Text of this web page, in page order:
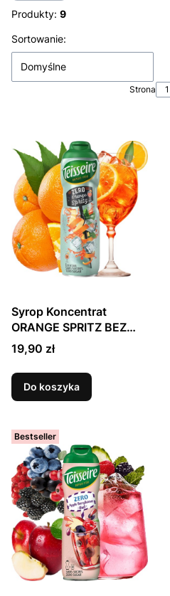
Produkty: 9
Lista produktów
Sortowanie:
Domyślne
Strona
Syrop Koncentrat
ORANGE SPRITZ BEZ
CUKRU 600ml
TEISSEIRE
Cena
19,90 zł
Do koszyka
Bestseller